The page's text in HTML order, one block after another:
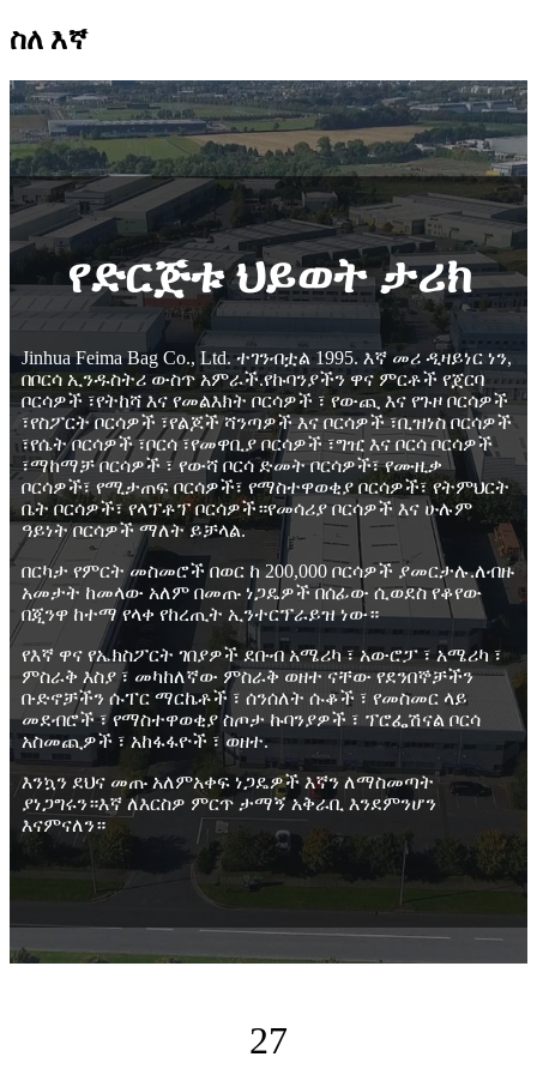
ስለ እኛ
የድርጅቱ ህይወት ታሪክ
Jinhua Feima Bag Co., Ltd. ተገንብቷል 1995. እኛ መሪ ዲዛይነር ነን,
በቦርሳ ኢንዱስትሪ ውስጥ አምራች.የኩባንያችን ዋና ምርቶች የጀርባ
ቦርሳዎች ፣የትከሻ እና የመልእክት ቦርሳዎች ፣ የውጪ እና የጉዞ ቦርሳዎች
፣የስፖርት ቦርሳዎች ፣የልጆች ሻንጣዎች እና ቦርሳዎች ፣ቢዝነስ ቦርሳዎች
፣የሴት ቦርሳዎች ፣ቦርሳ ፣የመዋቢያ ቦርሳዎች ፣ግዢ እና ቦርሳ ቦርሳዎች
፣ማከማቻ ቦርሳዎች ፣ የውሻ ቦርሳ ድመት ቦርሳዎች፣ የሙዚቃ
ቦርሳዎች፣ የሚታጠፍ ቦርሳዎች፣ የማስተዋወቂያ ቦርሳዎች፣ የትምህርት
ቤት ቦርሳዎች፣ የላፕቶፕ ቦርሳዎች።የመሳሪያ ቦርሳዎች እና ሁሉም
ዓይነት ቦርሳዎች ማለት ይቻላል.
በርካታ የምርት መስመሮች በወር ከ 200,000 ቦርሳዎች ያመርታሉ.ለብዙ
አመታት ከመላው አለም በመጡ ነጋዴዎች በሰፊው ሲወደስ የቆየው
በጂንዋ ከተማ የላቀ የከረጢት ኢንተርፕራይዝ ነው።
የእኛ ዋና የኤክስፖርት ገበያዎች ደቡብ አሜሪካ ፣ አውሮፓ ፣ አሜሪካ ፣
ምስራቅ እስያ ፣ መካከለኛው ምስራቅ ወዘተ ናቸው የደንበኞቻችን
ቡድኖቻችን ሱፐር ማርኬቶች ፣ ሰንሰለት ሱቆች ፣ የመስመር ላይ
መደብሮች ፣ የማስተዋወቂያ ስጦታ ኩባንያዎች ፣ ፕሮፌሽናል ቦርሳ
አስመጪዎች ፣ አከፋፋዮች ፣ ወዘተ.
እንኳን ደህና መጡ አለምአቀፍ ነጋዴዎች እኛን ለማስመጣት
ያነጋግሩን።እኛ ለእርስዎ ምርጥ ታማኝ አቅራቢ እንደምንሆን
እናምናለን።
27